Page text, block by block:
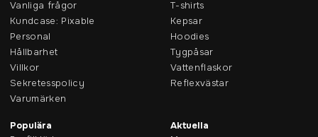
Vanliga frågor
Kundcase: Pixable
Personal
Hållbarhet
Villkor
Sekretesspolicy
Varumärken
T-shirts
Kepsar
Hoodies
Tygpåsar
Vattenflaskor
Reflexvästar
Populära
Aktuella